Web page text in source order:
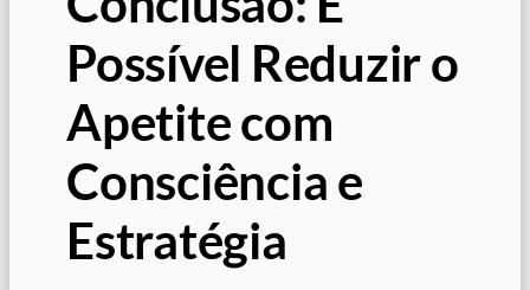
Possível Reduzir o
Apetite com
Consciência e
Estratégia